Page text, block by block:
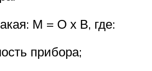
М = О х В, где:
прибора;